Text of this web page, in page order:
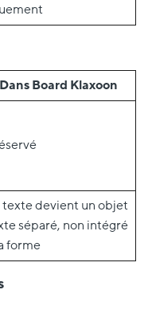
Dans Board Klaxoon
texte devient un objet
séparé, non intégré
forme